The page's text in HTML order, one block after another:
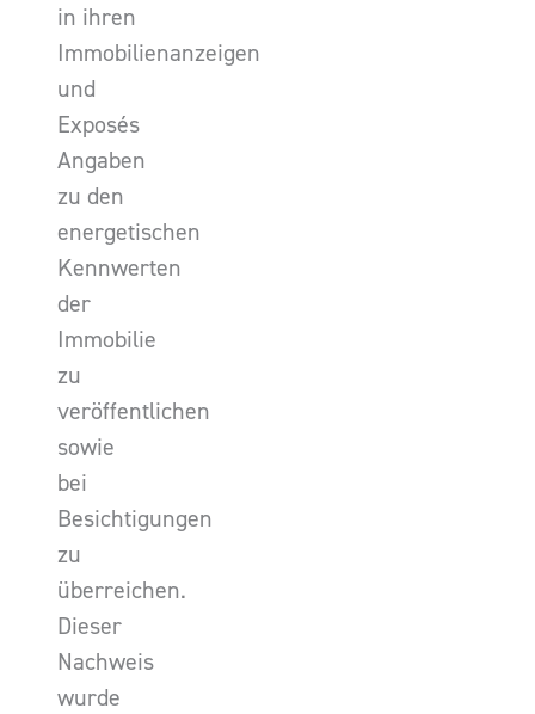
in ihren
Immobilienanzeigen
und
Exposés
Angaben
zu den
energetischen
Kennwerten
der
Immobilie
zu
veröffentlichen
sowie
bei
Besichtigungen
zu
überreichen.
Dieser
Nachweis
wurde